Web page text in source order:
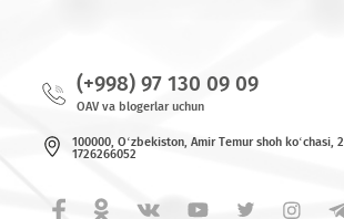
© 2026 MCHJ «UMS»